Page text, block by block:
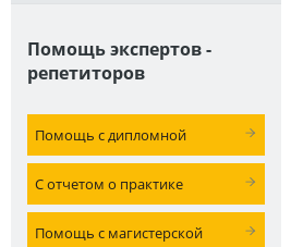
Помощь экспертов -
репетиторов
Помощь с дипломной
С отчетом о практике
Помощь с магистерской